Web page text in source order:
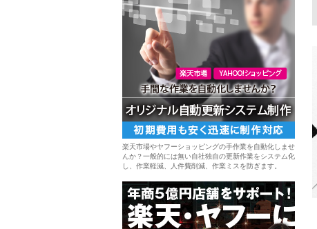
楽天市場やヤフーショッピングの手作業を自動化しませ
んか？一般的には無い自社独自の更新作業をシステム化
し、作業軽減、人件費削減、作業ミスを防ぎます。